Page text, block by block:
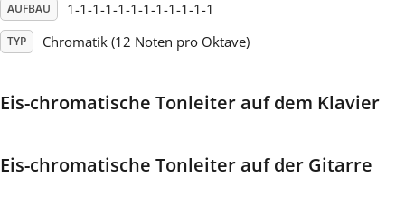
हिन्दी
Italiano
日本語
AUFBAU 1-1-1-1-1-1-1-1-1-1-1-1
TYP Chromatik (12 Noten pro Oktave)
Eis-chromatische Tonleiter auf dem Klavier
Eis-chromatische Tonleiter auf der Gitarre